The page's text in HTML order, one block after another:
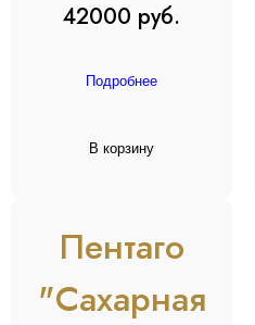
42000 руб.
Подробнее
В корзину
Пентаго
"Сахарная